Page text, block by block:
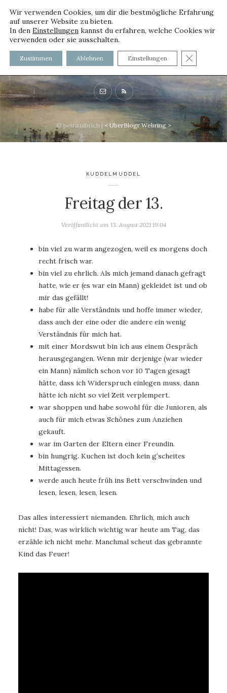
voller worte - mit und ohne
Innenfutter
© petra ulbrich | < UberBlogr Webring >
KUDDELMUDDEL
Freitag der 13.
Veröffentlicht am 13. August 2021 19:04
bin viel zu warm angezogen, weil es morgens doch
recht frisch war.
bin viel zu ehrlich. Als mich jemand danach gefragt
hatte, wie er (es war ein Mann) gekleidet ist und ob
mir das gefällt!
habe für alle Verständnis und hoffe immer wieder,
dass auch der eine oder die andere ein wenig
Verständnis für mich hat.
mit einer Mordswut bin ich aus einem Gespräch
herausgegangen. Wenn mir derjenige (war wieder
ein Mann) nämlich schon vor 10 Tagen gesagt
hätte, dass ich Widerspruch einlegen muss, dann
hätte ich nicht so viel Zeit verplempert.
war shoppen und habe sowohl für die Junioren, als
auch für mich etwas Schönes zum Anziehen
gekauft.
war im Garten der Eltern einer Freundin.
bin hungrig. Kuchen ist doch kein g’scheites
Mittagessen.
werde auch heute früh ins Bett verschwinden und
lesen, lesen, lesen, lesen.
Das alles interessiert niemanden. Ehrlich, mich auch
nicht! Das, was wirklich wichtig war heute am Tag, das
erzähle ich nicht mehr. Manchmal scheut das gebrannte
Kind das Feuer!
Wir verwenden Cookies, um dir die bestmögliche Erfahrung
auf unserer Website zu bieten.
In den Einstellungen kannst du erfahren, welche Cookies wir
verwenden oder sie ausschalten.
Zustimmen Ablehnen Einstellungen GDPR